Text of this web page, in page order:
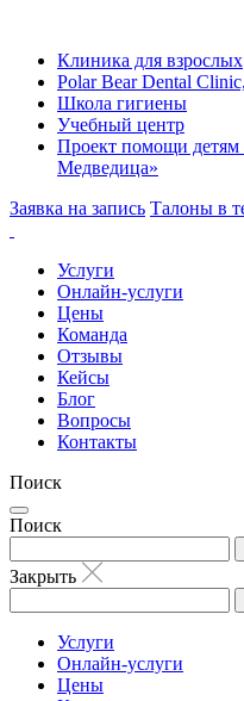
Клиника для взрослых
Polar Bear Dental
Школа гигиены
Учебный центр
Проект помощи детям
Медведица»
Заявка на запись Талоны в
Услуги
Онлайн-услуги
Цены
Команда
Отзывы
Кейсы
Блог
Вопросы
Контакты
Поиск
Поиск
Закрыть
Услуги
Онлайн-услуги
Цены